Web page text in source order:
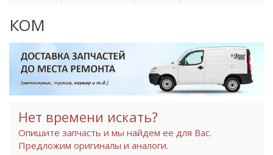
КОМ
Нет времени искать?
Опишите запчасть и мы найдем ее для Вас.
Предложим оригиналы и аналоги.